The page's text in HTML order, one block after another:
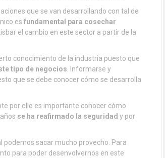
que se van desarrollando con tal de
es fundamental para cosechar
el cambio en este sector a partir de la
conocimiento de la industria puesto que
tipo de negocios . Informarse y
que se debe conocer cómo se desarrolla
por ello es importante conocer cómo
se ha reafirmado la seguridad y por
podemos sacar mucho provecho. Para
para poder desenvolvernos en este